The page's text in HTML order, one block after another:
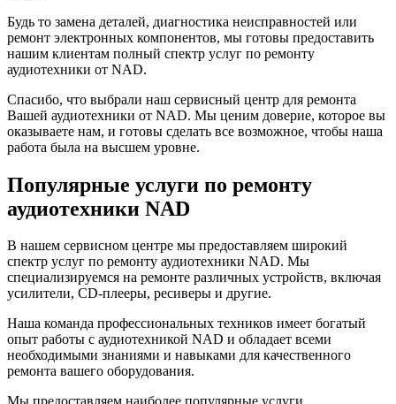
Будь то замена деталей, диагностика неисправностей или
ремонт электронных компонентов, мы готовы предоставить
нашим клиентам полный спектр услуг по ремонту
аудиотехники от NAD.
Спасибо, что выбрали наш сервисный центр для ремонта
Вашей аудиотехники от NAD. Мы ценим доверие, которое вы
оказываете нам, и готовы сделать все возможное, чтобы наша
работа была на высшем уровне.
Популярные услуги по ремонту
аудиотехники NAD
В нашем сервисном центре мы предоставляем широкий
спектр услуг по ремонту аудиотехники NAD. Мы
специализируемся на ремонте различных устройств, включая
усилители, CD-плееры, ресиверы и другие.
Наша команда профессиональных техников имеет богатый
опыт работы с аудиотехникой NAD и обладает всеми
необходимыми знаниями и навыками для качественного
ремонта вашего оборудования.